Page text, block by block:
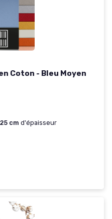
Coton - Bleu Moyen
25 cm d'épaisseur